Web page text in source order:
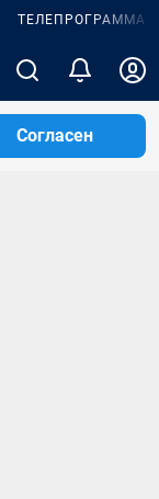
ТЕЛЕПРОГРАММА
Согласен